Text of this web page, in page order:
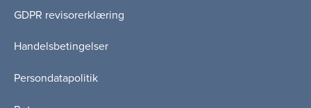
GDPR revisorerklæring
Handelsbetingelser
Persondatapolitik